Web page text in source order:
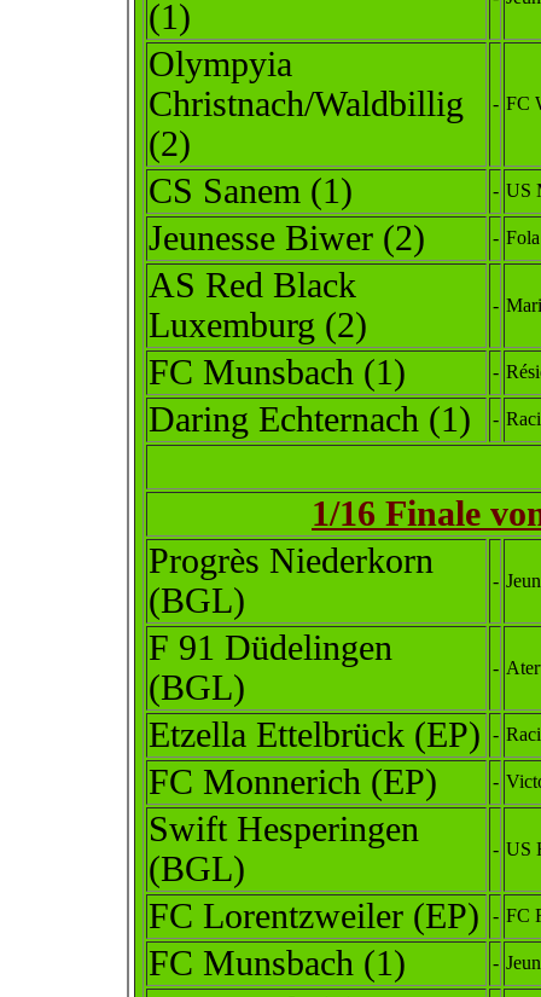
(1)
Olympyia
Christnach/Waldbillig
(2)
- FC
CS Sanem (1) - US
Jeunesse Biwer (2) -
AS Red Black
Luxemburg (2)
-
FC Munsbach (1) -
Daring Echternach (1) -
1/16 Finale
Progrès Niederkorn
(BGL)
-
F 91 Düdelingen
(BGL)
-
Etzella Ettelbrück (EP) -
FC Monnerich (EP) -
Swift Hesperingen
(BGL)
- US
FC Lorentzweiler (EP) - FC
FC Munsbach (1) -